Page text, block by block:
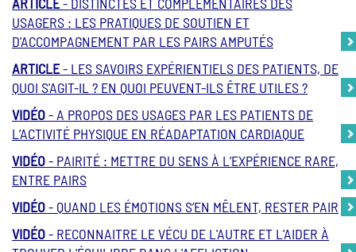
USAGERS : LES PRATIQUES DE SOUTIEN ET
D'ACCOMPAGNEMENT PAR LES PAIRS AMPUTÉS
ARTICLE- LES SAVOIRS EXPÉRIENTIELS DES PATIENTS, DE
QUOI S'AGIT-IL ? EN QUOI PEUVENT-ILS ÊTRE UTILES ?
VIDÉO- A PROPOS DES USAGES PAR LES PATIENTS DE
L’ACTIVITÉ PHYSIQUE EN RÉADAPTATION CARDIAQUE
VIDÉO- PAIRITÉ : METTRE DU SENS À L’EXPÉRIENCE RARE,
ENTRE PAIRS
VIDÉO- QUAND LES ÉMOTIONS S’EN MÊLENT, RESTER PAIR
VIDÉO- RECONNAITRE LE VÉCU DE L'AUTRE ET L'AIDER À